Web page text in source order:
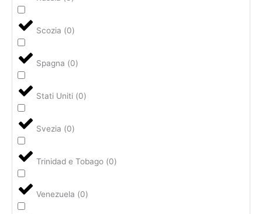
Scozia (0)
Spagna (0)
Stati Uniti (0)
Svezia (0)
Trinidad e Tobago (0)
Venezuela (0)